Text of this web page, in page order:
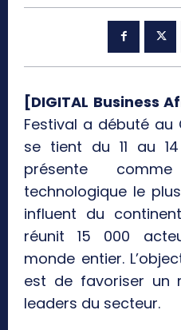
[DIGITAL Business
Festival a débuté au
se tient du 11 au
présente
technologique le
influent du
réunit 15 000
monde entier.
est de favoriser un
leaders du secteur.